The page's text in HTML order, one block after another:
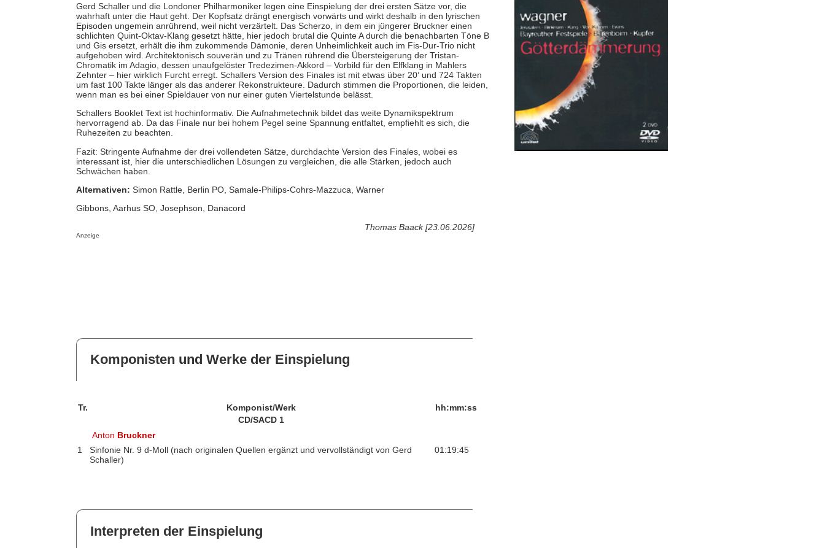
Gerd Schaller und die Londoner Philharmoniker legen eine Einspielung der drei ersten Sätze vor, die
wahrhaft unter die Haut geht. Der Kopfsatz drängt energisch vorwärts und wirkt deshalb in den lyrischen
Episoden ungemein anrührend, weil nicht verzärtelt. Das Scherzo, in dem ein jüngerer Bruckner einen
schlichten Quint-Oktav-Klang gesetzt hätte, hier jedoch brutal die Quinte A durch die benachbarten Töne B
und Gis ersetzt, erhält die ihm zukommende Dämonie, deren Unheimlichkeit auch im Fis-Dur-Trio nicht
aufgehoben wird. Architektonisch souverän und zu Tränen rührend die Übersteigerung der Tristan-
Chromatik im Adagio, dessen unaufgelöster Tredezimen-Akkord – Vorbild für den Elfklang in Mahlers
Zehnter – hier wirklich Furcht erregt. Schallers Version des Finales ist mit etwas über 20‘ und 724 Takten
um fast 100 Takte länger als das anderer Rekonstrukteure. Dadurch stimmen die Proportionen, die leiden,
wenn man es bei einer Spieldauer von nur einer guten Viertelstunde belässt.
Schallers Booklet Text ist hochinformativ. Die Aufnahmetechnik bildet das weite Dynamikspektrum
hervorragend ab. Da das Finale nur bei hohem Pegel seine Spannung entfaltet, empfiehlt es sich, die
Ruhezeiten zu beachten.
Fazit: Stringente Aufnahme der drei vollendeten Sätze, durchdachte Version des Finales, wobei es
interessant ist, hier die unterschiedlichen Lösungen zu vergleichen, die alle Stärken, jedoch auch
Schwächen haben.
Alternativen: Simon Rattle, Berlin PO, Samale-Philips-Cohrs-Mazzuca, Warner
Gibbons, Aarhus SO, Josephson, Danacord
Thomas Baack [23.06.2026]
Anzeige
Komponisten und Werke der Einspielung
Tr. Komponist/Werk
hh:mm:ss
CD/SACD 1
Anton Bruckner
1
Sinfonie Nr. 9 d-Moll (nach originalen Quellen ergänzt und vervollständigt von Gerd
Schaller)
01:19:45
Interpreten der Einspielung